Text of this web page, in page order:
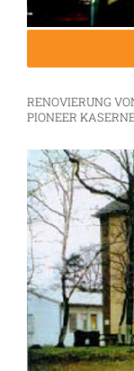
RENOVIERUNG
PIONEER